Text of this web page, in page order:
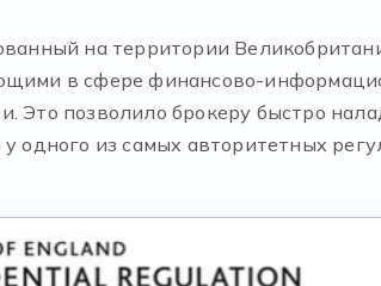
на территории
в сфере финансово-
позволило брокеру быстро
из самых авторитетных